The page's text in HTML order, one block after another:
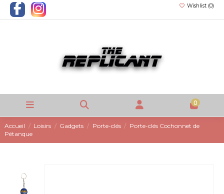
Wishlist (0)
0
Accueil Loisirs Gadgets Porte-clés
Porte-clés Cochonnet de
Pétanque